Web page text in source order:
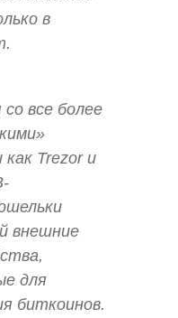
в
со все более
Trezor и
внешние
для
биткоинов.